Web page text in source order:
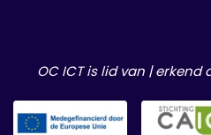
OC ICT is lid van |